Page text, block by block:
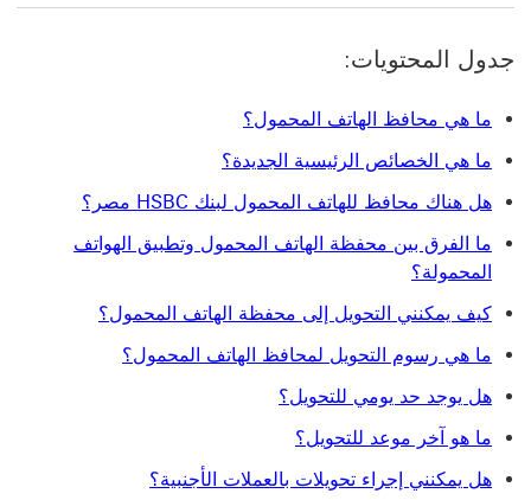
جدول المحتويات:
ما هي محافظ الهاتف المحمول؟
ما هي الخصائص الرئيسية الجديدة؟
هل هناك محافظ للهاتف المحمول لبنك HSBC مصر؟
ما الفرق بين محفظة الهاتف المحمول وتطبيق الهواتف
المحمولة؟
كيف يمكنني التحويل إلى محفظة الهاتف المحمول؟
ما هي رسوم التحويل لمحافظ الهاتف المحمول؟
هل يوجد حد يومي للتحويل؟
ما هو آخر موعد للتحويل؟
هل يمكنني إجراء تحويلات بالعملات الأجنبية؟